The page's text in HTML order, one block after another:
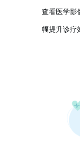
查看医学影
幅提升诊疗